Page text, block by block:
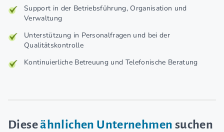
Support in der Betriebsführung, Organisation und
Verwaltung
Unterstützung in Personalfragen und bei der
Qualitätskontrolle
Kontinuierliche Betreuung und Telefonische Beratung
Dieseähnlichen Unternehmen suchen